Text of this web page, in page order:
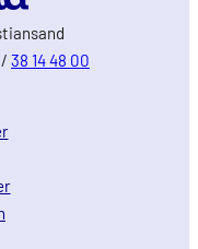
/ 38 14 48 00